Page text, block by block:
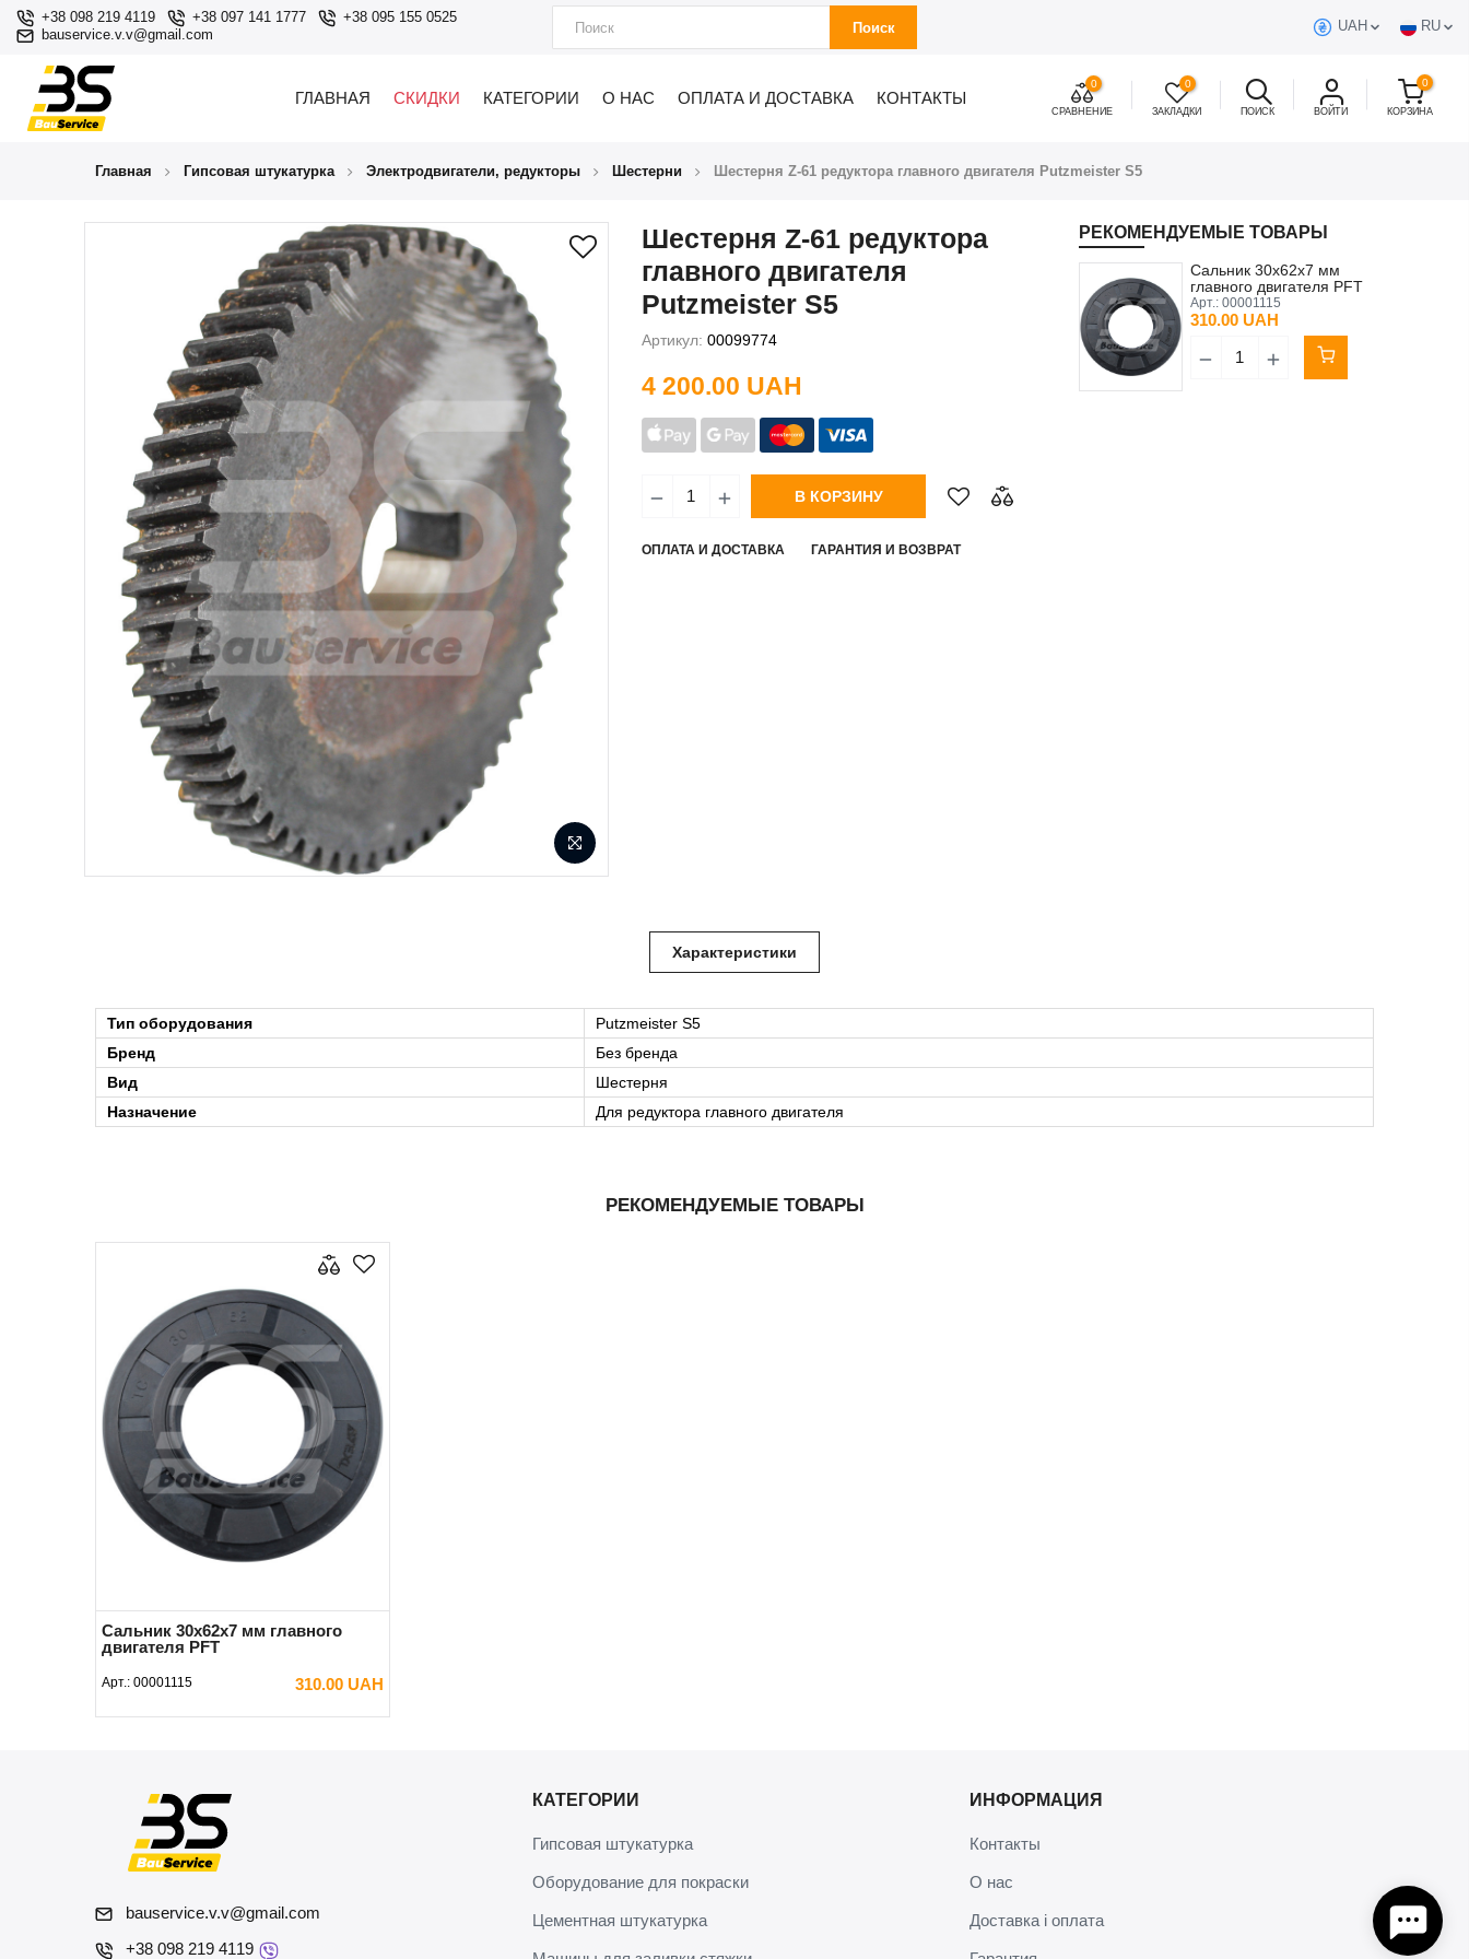
+38 098 219 4119 +38 097 141 1777
+38 095 155 0525
bauservice.v.v@gmail.com
Поиск UAH RU
ГЛАВНАЯ СКИДКИ КАТЕГОРИИ О НАС ОПЛАТА И ДОСТАВКА КОНТАКТЫ
0
СРАВНЕНИЕ
0
ЗАКЛАДКИ ПОИСК ВОЙТИ
0
КОРЗИНА
Главная Гипсовая штукатурка Электродвигатели, редукторы Шестерни Шестерня Z-61 редуктора главного двигателя Putzmeister S5
Шестерня Z-61 редуктора
главного двигателя
Putzmeister S5
Артикул: 00099774
4 200.00 UAH
В КОРЗИНУ
ОПЛАТА И ДОСТАВКА ГАРАНТИЯ И ВОЗВРАТ
РЕКОМЕНДУЕМЫЕ ТОВАРЫ
Сальник 30x62x7 мм
главного двигателя PFT
Арт.: 00001115
310.00 UAH
Характеристики
Тип оборудования
Putzmeister S5
Бренд
Без бренда
Вид
Шестерня
Назначение
Для редуктора главного двигателя
РЕКОМЕНДУЕМЫЕ ТОВАРЫ
Сальник 30x62x7 мм главного
двигателя PFT
Арт.: 00001115 310.00 UAH
В КОРЗИНУ
bauservice.v.v@gmail.com
+38 098 219 4119
КАТЕГОРИИ
Гипсовая штукатурка
Оборудование для покраски
Цементная штукатурка
ИНФОРМАЦИЯ
Контакты
О нас
Доставка і оплата